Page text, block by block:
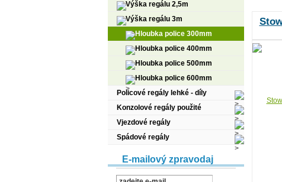
Výška regálu 2,5m
Výška regálu 3m
Hloubka police 300mm
Hloubka police 400mm
Hloubka police 500mm
Hloubka police 600mm
Policové regály lehké - díly
Konzolové regály použité
Vjezdové regály
Spádové regály
E-mailový zpravodaj